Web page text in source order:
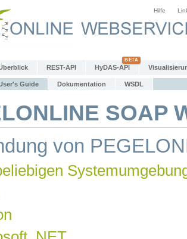
Hilfe
REST-API HyDAS-API
Guide Dokumentation WSDL
SOAP
von